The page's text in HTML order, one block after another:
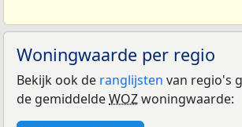
Woningwaarde per regio
Bekijk ook de ranglijsten van regio's
de gemiddeldeWOZwoningwaarde: